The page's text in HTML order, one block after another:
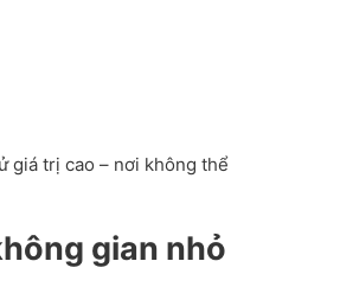
giá trị cao – nơi không thể
gian nhỏ